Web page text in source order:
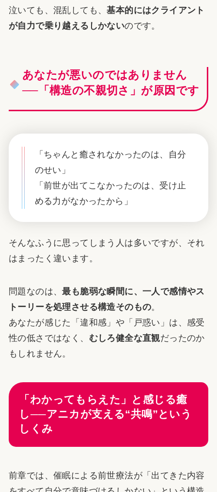
泣いても、混乱しても、基本的にはクライアント
が自力で乗り越えるしかないのです。
あなたが悪いのではありません
──「構造の不親切さ」が原因です
「ちゃんと癒されなかったのは、自分
のせい」
「前世が出てこなかったのは、受け止
める力がなかったから」
そんなふうに思ってしまう人は多いですが、それ
はまったく違います。
問題なのは、最も脆弱な瞬間に、一人で感情やス
トーリーを処理させる構造そのもの。
あなたが感じた「違和感」や「戸惑い」は、感受
性の低さではなく、 むしろ健全な直観だったのか
もしれません。
「わかってもらえた」と感じる癒
し──アニカが支える“共鳴”という
しくみ
前章では、催眠による前世療法が「出てきた内容